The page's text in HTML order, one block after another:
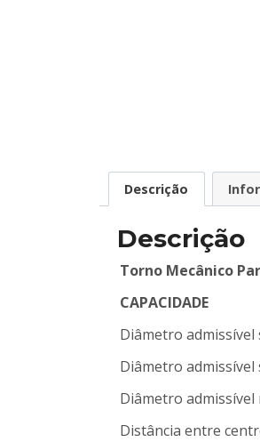
Descrição
Descrição
Torno Mecânico
CAPACIDADE
Diâmetro
Diâmetro
Diâmetro admissível
Distância entre